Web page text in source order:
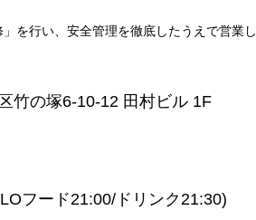
を行い、安全管理を徹底したうえで営業し
竹の塚6-10-12 田村ビル 1F
フード21:00/ドリンク21:30)